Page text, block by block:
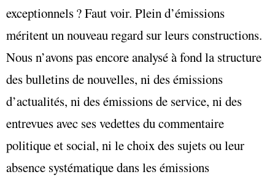
exceptionnels ? Faut voir. Plein d’émissions
méritent un nouveau regard sur leurs constructions.
Nous n’avons pas encore analysé à fond la structure
des bulletins de nouvelles, ni des émissions
d’actualités, ni des émissions de service, ni des
entrevues avec ses vedettes du commentaire
politique et social, ni le choix des sujets ou leur
absence systématique dans les émissions